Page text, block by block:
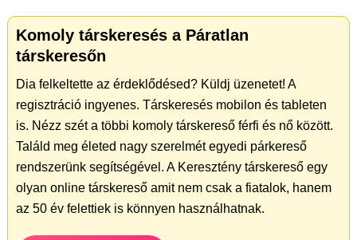
Komoly társkeresés a Páratlan
társkeresőn
Dia felkeltette az érdeklődésed? Küldj üzenetet! A
regisztráció ingyenes. Társkeresés mobilon és tableten
is. Nézz szét a többi komoly társkereső férfi és nő között.
Találd meg életed nagy szerelmét egyedi párkereső
rendszerünk segítségével. A Keresztény társkereső egy
olyan online társkereső amit nem csak a fiatalok, hanem
az 50 év felettiek is könnyen használhatnak.